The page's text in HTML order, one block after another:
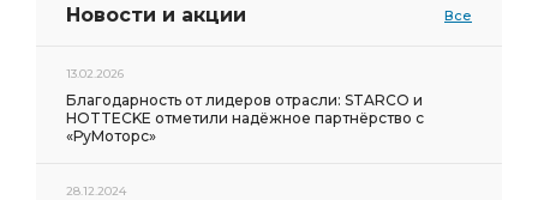
Новости и акции Все
13.02.2026
Благодарность от лидеров отрасли: STARCO и
HOTTECKE отметили надёжное партнёрство с
«РуМоторс»
28.12.2024